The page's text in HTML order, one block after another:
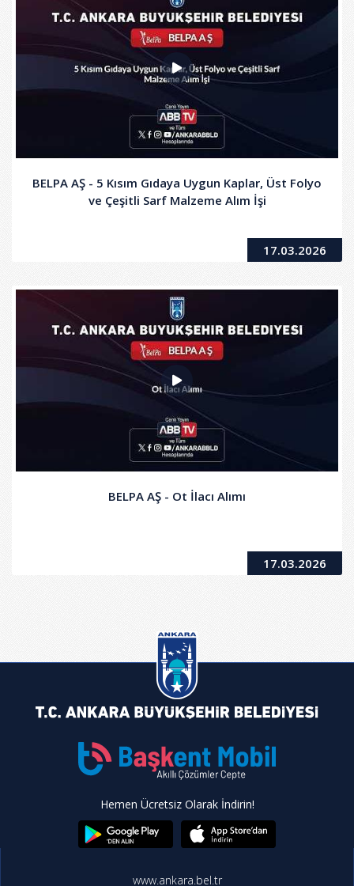
BELPA AŞ - 5 Kısım Gıdaya Uygun Kaplar, Üst Folyo
ve Çeşitli Sarf Malzeme Alım İşi
17.03.2026
BELPA AŞ - Ot İlacı Alımı
17.03.2026
Hemen Ücretsiz Olarak İndirin!
www.ankara.bel.tr